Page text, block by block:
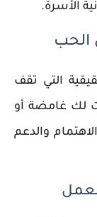
الأسرة.
الحب
التي تقف
لك غامضة أو
والدعم